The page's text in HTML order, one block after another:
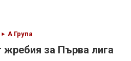
А Група
жребия за Първа лига